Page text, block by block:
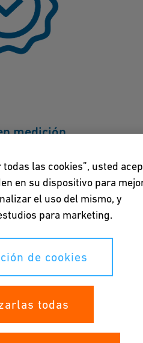
medición
las cookies”, usted
en su dispositivo para
el uso del mismo, y
para marketing.
de cookies
todas